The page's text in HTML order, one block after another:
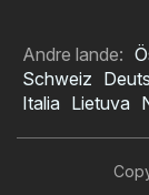
Andre lande:
Schweiz
Italia Lietuva